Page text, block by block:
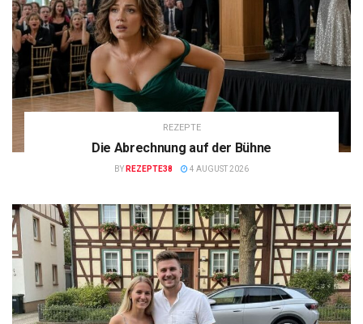
REZEPTE
Die Abrechnung auf der Bühne
BY REZEPTE38 4 AUGUST 2026